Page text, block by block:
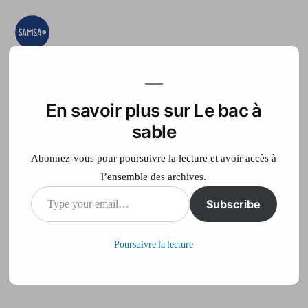
Aller
teste, on expérimente
Accueil France Télé
Publié
par
philippe
3 octobre 2014
Laisser un commentaire
En savoir plus sur Le bac à
sable
Abonnez-vous pour poursuivre la lecture et avoir accès à
l’ensemble des archives.
Type
your
Subscribe
Poursuivre la lecture